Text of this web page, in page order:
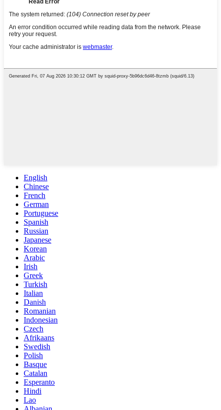
English
Chinese
French
German
Portuguese
Spanish
Russian
Japanese
Korean
Arabic
Irish
Greek
Turkish
Italian
Danish
Romanian
Indonesian
Czech
Afrikaans
Swedish
Polish
Basque
Catalan
Esperanto
Hindi
Lao